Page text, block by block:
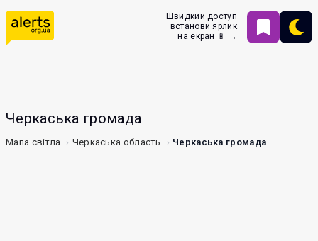
Швидкий доступ
встанови ярлик
на екран 📱 →
Черкаська громада
Мапа світла Черкаська область Черкаська громада